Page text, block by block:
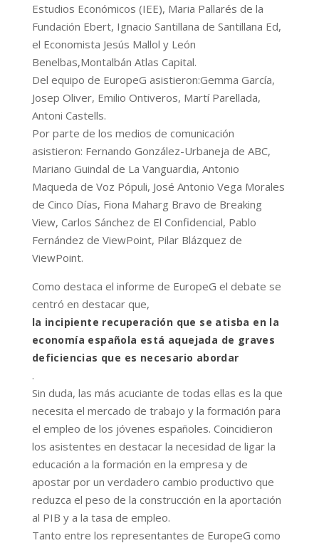
Estudios Económicos (IEE), Maria Pallarés de la
Fundación Ebert, Ignacio Santillana de Santillana Ed,
el Economista Jesús Mallol y León
Benelbas,Montalbán Atlas Capital.
Del equipo de EuropeG asistieron:Gemma García,
Josep Oliver, Emilio Ontiveros, Martí Parellada,
Antoni Castells.
Por parte de los medios de comunicación
asistieron: Fernando González-Urbaneja de ABC,
Mariano Guindal de La Vanguardia, Antonio
Maqueda de Voz Pópuli, José Antonio Vega Morales
de Cinco Días, Fiona Maharg Bravo de Breaking
View, Carlos Sánchez de El Confidencial, Pablo
Fernández de ViewPoint, Pilar Blázquez de
ViewPoint.
Como destaca el informe de EuropeG el debate se
centró en destacar que,
la incipiente recuperación que se atisba en la
economía española está aquejada de graves
deficiencias que es necesario abordar
.
Sin duda, las más acuciante de todas ellas es la que
necesita el mercado de trabajo y la formación para
el empleo de los jóvenes españoles. Coincidieron
los asistentes en destacar la necesidad de ligar la
educación a la formación en la empresa y de
apostar por un verdadero cambio productivo que
reduzca el peso de la construcción en la aportación
al PIB y a la tasa de empleo.
Tanto entre los representantes de EuropeG como